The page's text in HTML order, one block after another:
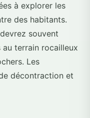
à explorer les
des habitants.
souvent
terrain rocailleux
Les
décontraction et